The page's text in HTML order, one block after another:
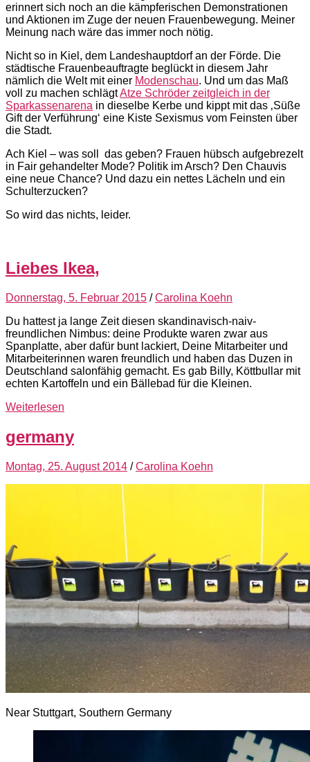
erinnert sich noch an die kämpferischen Demonstrationen
und Aktionen im Zuge der neuen Frauenbewegung. Meiner
Meinung nach wäre das immer noch nötig.
Nicht so in Kiel, dem Landeshauptdorf an der Förde. Die
städtische Frauenbeauftragte beglückt in diesem Jahr
nämlich die Welt mit einer Modenschau. Und um das Maß
voll zu machen schlägtAtze Schröder zeitgleich in der
Sparkassenarena in dieselbe Kerbe und kippt mit das ‚Süße
Gift der Verführung‘ eine Kiste Sexismus vom Feinsten über
die Stadt.
Ach Kiel – was soll das geben? Frauen hübsch aufgebrezelt
in Fair gehandelter Mode? Politik im Arsch? Den Chauvis
eine neue Chance? Und dazu ein nettes Lächeln und ein
Schulterzucken?
So wird das nichts, leider.
Liebes Ikea,
Donnerstag, 5. Februar 2015 /Carolina Koehn
Du hattest ja lange Zeit diesen skandinavisch-naiv-
freundlichen Nimbus: deine Produkte waren zwar aus
Spanplatte, aber dafür bunt lackiert, Deine Mitarbeiter und
Mitarbeiterinnen waren freundlich und haben das Duzen in
Deutschland salonfähig gemacht. Es gab Billy, Köttbullar mit
echten Kartoffeln und ein Bällebad für die Kleinen.
Weiterlesen
germany
Montag, 25. August 2014 /Carolina Koehn
Near Stuttgart, Southern Germany